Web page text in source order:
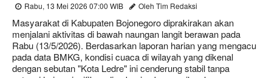
Rabu, 13 Mei 2026 07:00 WIB Oleh Tim Redaksi
Masyarakat di Kabupaten Bojonegoro diprakirakan akan
menjalani aktivitas di bawah naungan langit berawan pada
Rabu (13/5/2026). Berdasarkan laporan harian yang mengacu
pada data BMKG, kondisi cuaca di wilayah yang dikenal
dengan sebutan "Kota Ledre" ini cenderung stabil tanpa